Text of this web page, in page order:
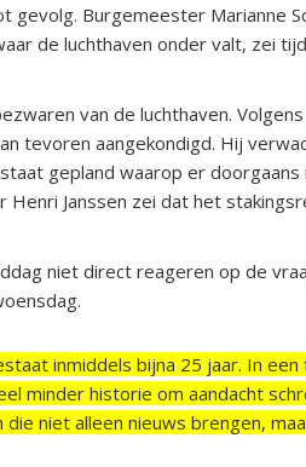
gevolg. Burgemeester Marianne
de luchthaven onder valt, zei
van de luchthaven.
tevoren aangekondigd. Hij
gepland waarop er
Henri Janssen zei dat het
niet direct reageren op de
inmiddels bijna 25 jaar. In
minder historie om aandacht
niet alleen nieuws brengen,